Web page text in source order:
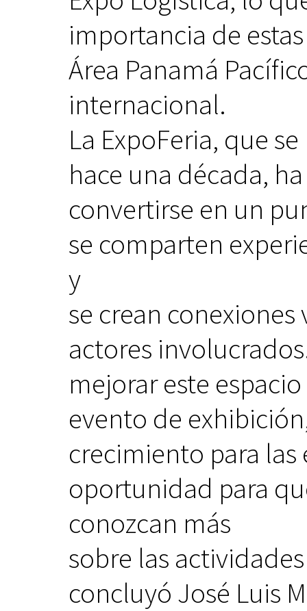
importancia de
Área Panamá
internacional.
La ExpoFeria, que
hace una década,
convertirse en un
se comparten
y
se crean
actores
mejorar este
evento de
crecimiento para las
oportunidad para
conozcan más
sobre las
concluyó José Luis